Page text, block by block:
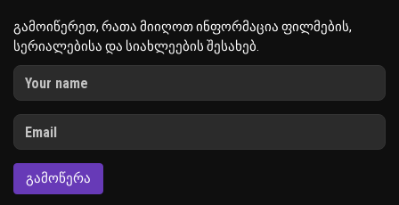
გამოიწერეთ, რათა მიიღოთ ინფორმაცია ფილმების,
სერიალებისა და სიახლეების შესახებ.
ᲒᲐᲛᲝᲬᲔᲠᲐ